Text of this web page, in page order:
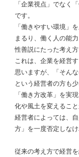
「企業視点」でなく
です。
「働きやすい環境」
まるり、働く人の能
性善説にたった考え方
これは、企業を経営
思いますが、「そん
という経営者の方も
「働き方改革」を実
化や風土を変えること
経営者によっては、
方」を一度否定しな
従来の考え方で経営